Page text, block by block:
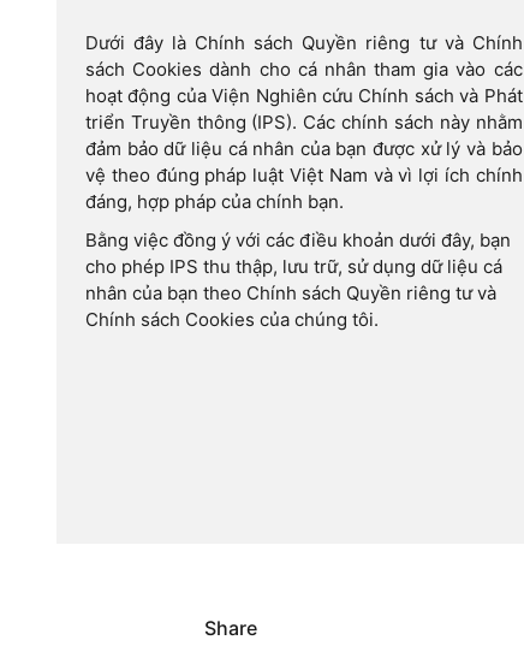
Dưới đây là Chính sách Quyền riêng tư và Chính
sách Cookies dành cho cá nhân tham gia vào các
hoạt động của Viện Nghiên cứu Chính sách và Phát
triển Truyền thông (IPS). Các chính sách này nhằm
đảm bảo dữ liệu cá nhân của bạn được xử lý và bảo
vệ theo đúng pháp luật Việt Nam và vì lợi ích chính
đáng, hợp pháp của chính bạn.
Bằng việc đồng ý với các điều khoản dưới đây, bạn
cho phép IPS thu thập, lưu trữ, sử dụng dữ liệu cá
nhân của bạn theo Chính sách Quyền riêng tư và
Chính sách Cookies của chúng tôi.
Share